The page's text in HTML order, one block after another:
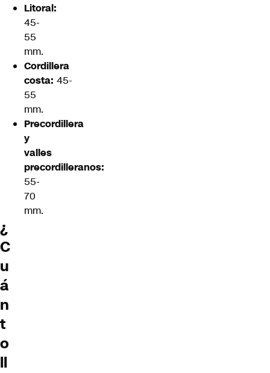
Litoral:
45-
55
mm.
Cordillera
costa: 45-
55
mm.
Precordillera
y
valles
precordilleranos:
55-
70
mm.
¿
C
u
á
n
t
o
ll